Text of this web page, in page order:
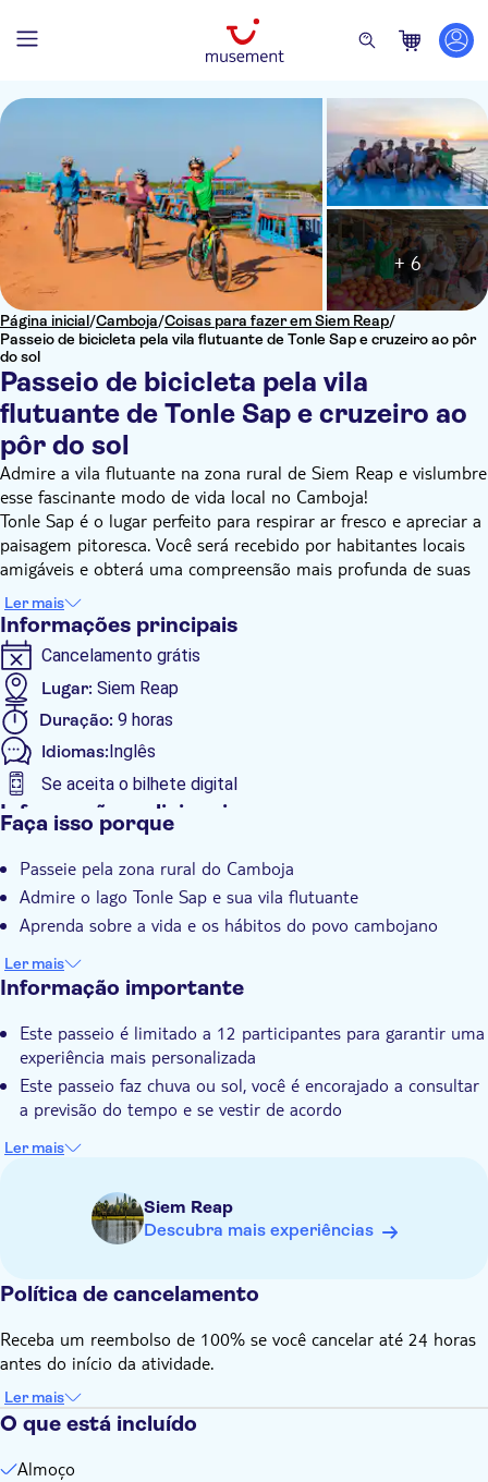
Página inicial/Camboja/Coisas para fazer em Siem Reap/
Passeio de bicicleta pela vila flutuante de Tonle Sap e cruzeiro ao pôr
do sol
Passeio de bicicleta pela vila
flutuante de Tonle Sap e cruzeiro ao
pôr do sol
+ 6
Admire a vila flutuante na zona rural de Siem Reap e vislumbre
esse fascinante modo de vida local no Camboja!
Tonle Sap é o lugar perfeito para respirar ar fresco e apreciar a
paisagem pitoresca. Você será recebido por habitantes locais
amigáveis e obterá uma compreensão mais profunda de suas
vidas e tradições.
A jornada terminará com um passeio de barco no lago Tonle
Sap, onde você experimentará os meios de subsistência do
povo cambojano que vive nas aldeias flutuantes, oferecendo a
oportunidade de ver como as famílias adaptam suas vidas para
viver na água.
Ler mais
Informações principais
Cancelamento grátis
Lugar: Siem Reap
Duração: 9 horas
Idiomas:Inglês
Se aceita o bilhete digital
Informações adicionais
Tour guiado
Local touch
Grupo pequeno
Subject expert guide
Voucher eletrônico
Pick up no hotel
Transporte incluído
Faça isso porque
Passeie pela zona rural do Camboja
Admire o lago Tonle Sap e sua vila flutuante
Aprenda sobre a vida e os hábitos do povo cambojano
Ler mais
Informação importante
Este passeio é limitado a 12 participantes para garantir uma
experiência mais personalizada
Este passeio faz chuva ou sol, você é encorajado a consultar
a previsão do tempo e se vestir de acordo
Ler mais
Siem Reap
Descubra mais experiências
Política de cancelamento
Receba um reembolso de 100% se você cancelar até 24 horas
antes do início da atividade.
Ler mais
O que está incluído
Almoço